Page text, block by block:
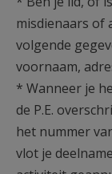
misdienaars of
volgende
voornaam,
* Wanneer je
de P.E.
het nummer
vlot je